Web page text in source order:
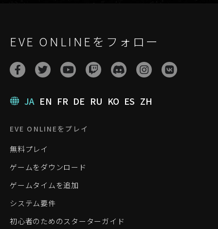
EVE ONLINEをフォロー
JA EN FR DE RU KO ES ZH
EVE ONLINEをプレイ
無料プレイ
ゲームをダウンロード
ゲームタイムを追加
システム要件
初心者のためのスターターガイド